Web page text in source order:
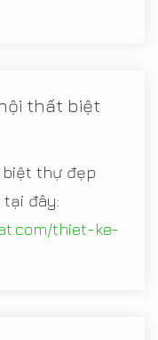
thất biệt
thự đẹp
tại đây:
thiet-ke-